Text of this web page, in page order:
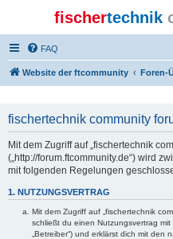
fischertechnik
FAQ
Website der ftcommunity Foren-
fischertechnik community
Mit dem Zugriff auf „fischertechnik
(„http://forum.ftcommunity.de“) wird
mit folgenden Regelungen
1. NUTZUNGSVERTRAG
Mit dem Zugriff auf „fischertechnik
schließt du einen Nutzungsvertrag
„Betreiber“) und erklärst dich mit